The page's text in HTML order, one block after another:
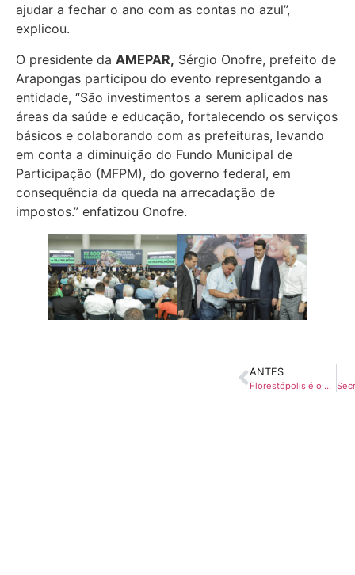
ajudar a fechar o ano com as contas no azul”,
explicou.
O presidente da AMEPAR, Sérgio Onofre, prefeito de
Arapongas participou do evento representgando a
entidade, “São investimentos a serem aplicados nas
áreas da saúde e educação, fortalecendo os serviços
básicos e colaborando com as prefeituras, levando
em conta a diminuição do Fundo Municipal de
Participação (MFPM), do governo federal, em
consequência da queda na arrecadação de
impostos.” enfatizou Onofre.
ANTES
Florestópolis é o grande campeão da I Copa Amepar